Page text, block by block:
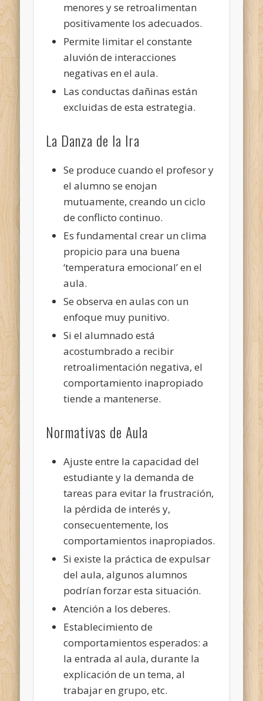
menores y se retroalimentan
positivamente los adecuados.
Permite limitar el constante
aluvión de interacciones
negativas en el aula.
Las conductas dañinas están
excluidas de esta estrategia.
La Danza de la Ira
Se produce cuando el profesor y
el alumno se enojan
mutuamente, creando un ciclo
de conflicto continuo.
Es fundamental crear un clima
propicio para una buena
‘temperatura emocional’ en el
aula.
Se observa en aulas con un
enfoque muy punitivo.
Si el alumnado está
acostumbrado a recibir
retroalimentación negativa, el
comportamiento inapropiado
tiende a mantenerse.
Normativas de Aula
Ajuste entre la capacidad del
estudiante y la demanda de
tareas para evitar la frustración,
la pérdida de interés y,
consecuentemente, los
comportamientos inapropiados.
Si existe la práctica de expulsar
del aula, algunos alumnos
podrían forzar esta situación.
Atención a los deberes.
Establecimiento de
comportamientos esperados: a
la entrada al aula, durante la
explicación de un tema, al
trabajar en grupo, etc.